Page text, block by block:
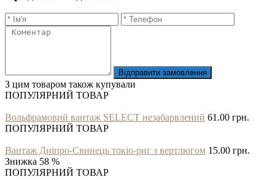
Відправити замовлення
З цим товаром також купували
ПОПУЛЯРНИЙ ТОВАР
Вольфрамовий вантаж SELECT незабарвлений 61.00 грн.
ПОПУЛЯРНИЙ ТОВАР
Вантаж Дніпро-Свинець токіо-риг з вертлюгом 15.00 грн.
Знижка 58 %
ПОПУЛЯРНИЙ ТОВАР